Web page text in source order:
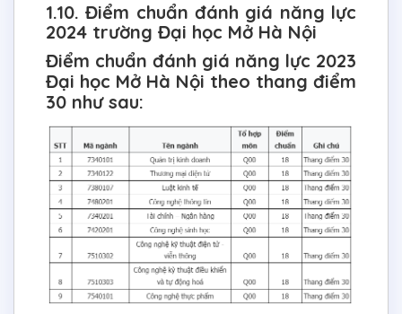
1.10. Điểm chuẩn đánh giá năng lực
2024 trường Đại học Mở Hà Nội
Điểm chuẩn đánh giá năng lực 2023
Đại học Mở Hà Nội theo thang điểm
30 như sau: